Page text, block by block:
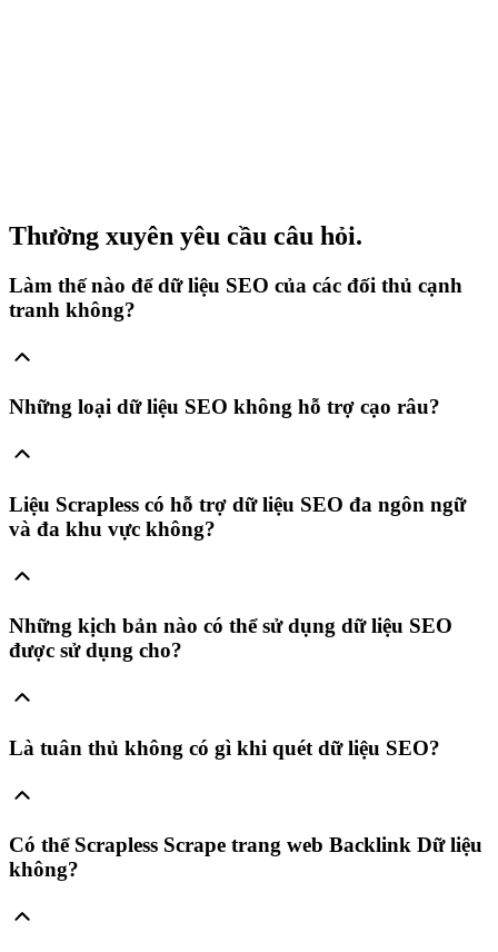
Thường xuyên yêu cầu câu hỏi.
Làm thế nào để dữ liệu SEO của các đối thủ cạnh
tranh không?
Những loại dữ liệu SEO không hỗ trợ cạo râu?
Liệu Scrapless có hỗ trợ dữ liệu SEO đa ngôn ngữ
và đa khu vực không?
Những kịch bản nào có thể sử dụng dữ liệu SEO
được sử dụng cho?
Là tuân thủ không có gì khi quét dữ liệu SEO?
Có thể Scrapless Scrape trang web Backlink Dữ liệu
không?